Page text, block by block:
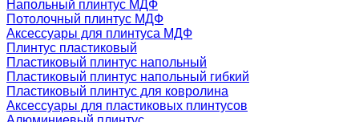
Напольный плинтус МДФ
Потолочный плинтус МДФ
Аксессуары для плинтуса МДФ
Плинтус пластиковый
Пластиковый плинтус напольный
Пластиковый плинтус напольный гибкий
Пластиковый плинтус для ковролина
Аксессуары для пластиковых плинтусов